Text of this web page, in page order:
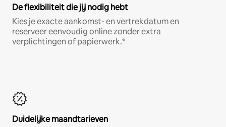
De flexibiliteit die jij nodig hebt
Kies je exacte aankomst- en vertrekdatum en
reserveer eenvoudig online zonder extra
verplichtingen of papierwerk.*
Duidelijke maandtarieven